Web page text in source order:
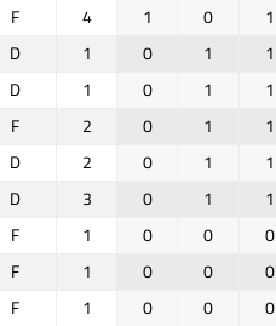
F 4 1 0 1
D 1 0 1 1
D 1 0 1 1
F 2 0 1 1
D 2 0 1 1
D 3 0 1 1
F 1 0 0 0
F 1 0 0 0
F 1 0 0 0